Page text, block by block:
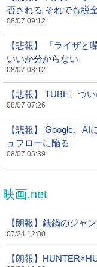
否される それでも税
08/07 09:12
【悲報】 「ライザと
いいか分からない
08/07 08:12
【悲報】 TUBE、つ
08/07 07:26
【悲報】 Google、
ュフローに陥る
08/07 05:39
映画.net
【朗報】鉄鍋のジャ
07/24 12:00
【朗報】